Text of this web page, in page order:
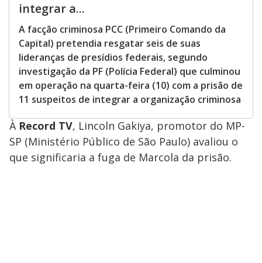
integrar a...
A facção criminosa PCC (Primeiro Comando da
Capital) pretendia resgatar seis de suas
lideranças de presídios federais, segundo
investigação da PF (Polícia Federal) que culminou
em operação na quarta-feira (10) com a prisão de
11 suspeitos de integrar a organização criminosa
À Record TV, Lincoln Gakiya, promotor do MP-
SP (Ministério Público de São Paulo) avaliou o
que significaria a fuga de Marcola da prisão.